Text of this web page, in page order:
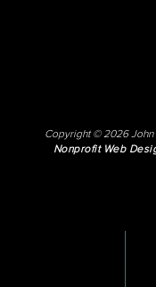
Copyright © 2026 John
Nonprofit Web